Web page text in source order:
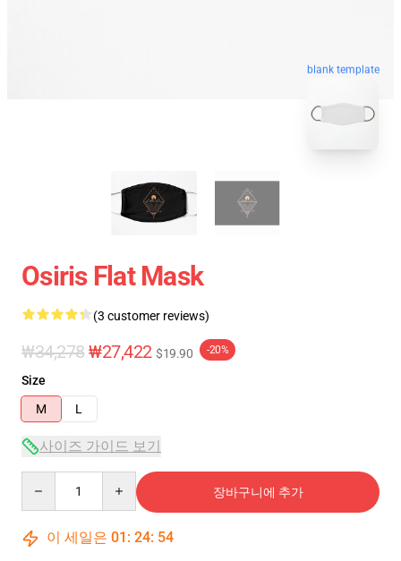
blank template
Osiris Flat Mask
(3 customer reviews)
₩34,278₩27,422 $19.90 -20%
Size
M
L
사이즈 가이드 보기
장바구니에 추가
이 세일은 01 : 24: 53